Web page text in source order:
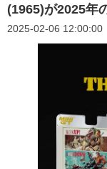
(1965)が2025年
2025-02-06 12:00:00